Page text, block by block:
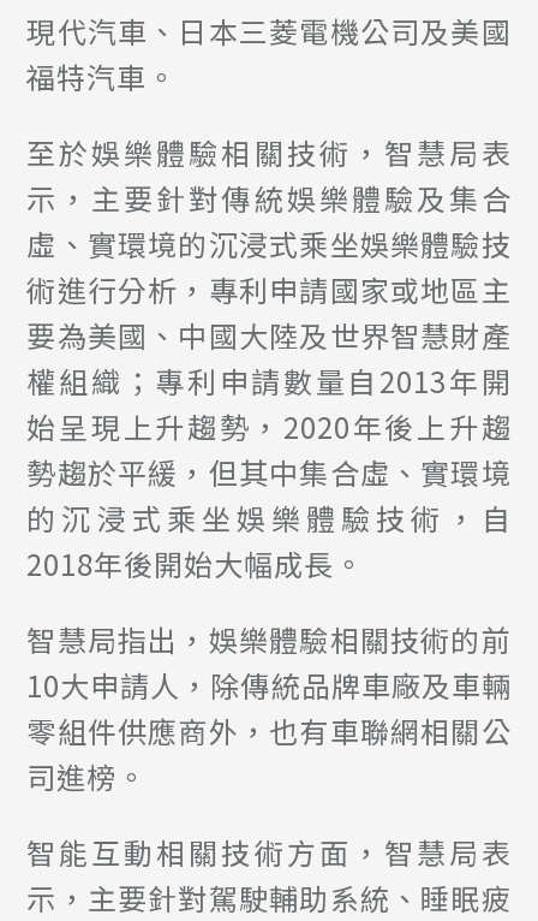
現代汽車、日本三菱電機公司及美國
福特汽車。
至於娛樂體驗相關技術，智慧局表
示，主要針對傳統娛樂體驗及集合
虛、實環境的沉浸式乘坐娛樂體驗技
術進行分析，專利申請國家或地區主
要為美國、中國大陸及世界智慧財產
權組織；專利申請數量自2013年開
始呈現上升趨勢，2020年後上升趨
勢趨於平緩，但其中集合虛、實環境
的沉浸式乘坐娛樂體驗技術，自
2018年後開始大幅成長。
智慧局指出，娛樂體驗相關技術的前
10大申請人，除傳統品牌車廠及車輛
零組件供應商外，也有車聯網相關公
司進榜。
智能互動相關技術方面，智慧局表
示，主要針對駕駛輔助系統、睡眠疲